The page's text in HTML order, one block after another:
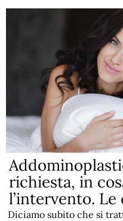
richiesta, in
l’intervento. Le
Diciamo subito che si